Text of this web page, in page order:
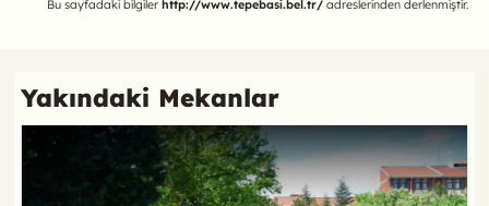
Referans
Bu sayfadaki bilgilerhttp://www.tepebasi.bel.tr/ adreslerinden derlenmiştir.
Yakındaki Mekanlar